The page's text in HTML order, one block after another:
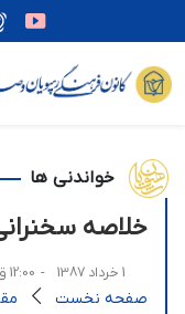
خواندنی ها
خلاصه
1 خرداد 1387 - 12:00 ق.ظ
صفحه نخست